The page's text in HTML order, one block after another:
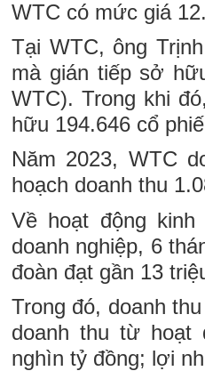
WTC có mức giá
Tại WTC, ông
mà gián tiếp sở
WTC). Trong khi
hữu 194.646 cổ
Năm 2023, WTC
hoạch doanh thu
Về hoạt động
doanh nghiệp, 6
đoàn đạt gần 13
Trong đó, doanh
doanh thu từ hoạt
nghìn tỷ đồng; lợi